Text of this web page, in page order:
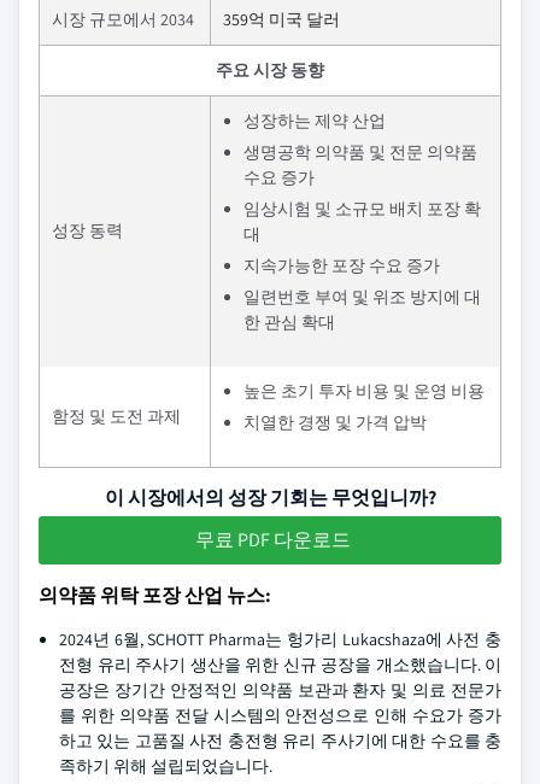
시장 규모에서 2034 359억 미국 달러
주요 시장 동향
성장 동력
성장하는 제약 산업
생명공학 의약품 및 전문 의약품
수요 증가
임상시험 및 소규모 배치 포장 확
대
지속가능한 포장 수요 증가
일련번호 부여 및 위조 방지에 대
한 관심 확대
함정 및 도전 과제
높은 초기 투자 비용 및 운영 비용
치열한 경쟁 및 가격 압박
이 시장에서의 성장 기회는 무엇입니까?
무료 PDF 다운로드
의약품 위탁 포장 산업 뉴스:
2024년 6월, SCHOTT Pharma는 헝가리 Lukacshaza에 사전 충
전형 유리 주사기 생산을 위한 신규 공장을 개소했습니다. 이
공장은 장기간 안정적인 의약품 보관과 환자 및 의료 전문가
를 위한 의약품 전달 시스템의 안전성으로 인해 수요가 증가
하고 있는 고품질 사전 충전형 유리 주사기에 대한 수요를 충
족하기 위해 설립되었습니다.